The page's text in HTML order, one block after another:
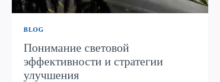
BLOG
Понимание световой
эффективности и стратегии
улучшения